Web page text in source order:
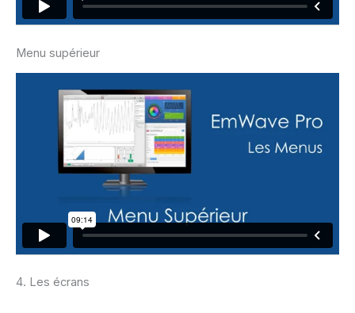
Menu supérieur
4. Les écrans